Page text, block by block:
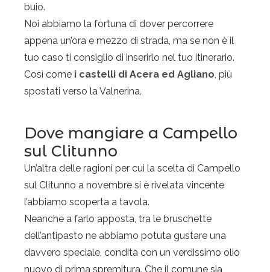
buio.
Noi abbiamo la fortuna di dover percorrere
appena un’ora e mezzo di strada, ma se non è il
tuo caso ti consiglio di inserirlo nel tuo itinerario.
Così come i castelli di Acera ed Agliano, più
spostati verso la Valnerina.
Dove mangiare a Campello
sul Clitunno
Un’altra delle ragioni per cui la scelta di Campello
sul Clitunno a novembre si è rivelata vincente
l’abbiamo scoperta a tavola.
Neanche a farlo apposta, tra le bruschette
dell’antipasto ne abbiamo potuta gustare una
davvero speciale, condita con un verdissimo olio
nuovo di prima spremitura. Che il comune sia